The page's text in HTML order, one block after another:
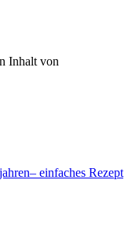
Inhalt von
einfaches Rezept